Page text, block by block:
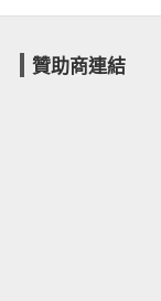
贊助商連結